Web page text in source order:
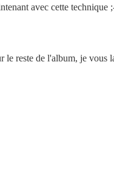
avec cette technique
le reste de l'album, je vous